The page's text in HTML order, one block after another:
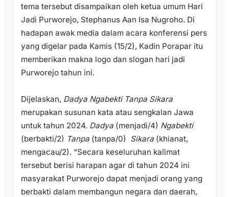
tema tersebut disampaikan oleh ketua umum Hari
Jadi Purworejo, Stephanus Aan Isa Nugroho. Di
hadapan awak media dalam acara konferensi pers
yang digelar pada Kamis (15/2), Kadin Porapar itu
memberikan makna logo dan slogan hari jadi
Purworejo tahun ini.
Dijelaskan, Dadya Ngabekti Tanpa Sikara
merupakan susunan kata atau sengkalan Jawa
untuk tahun 2024. Dadya (menjadi/4) Ngabekti
(berbakti/2) Tanpa (tanpa/0) Sikara (khianat,
mengacau/2). “Secara keseluruhan kalimat
tersebut berisi harapan agar di tahun 2024 ini
masyarakat Purworejo dapat menjadi orang yang
berbakti dalam membangun negara dan daerah,